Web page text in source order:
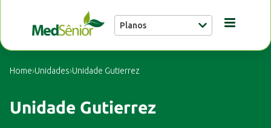
Planos
Guia Médico
Home›Unidades›Unidade Gutierrez
Unidade Gutierrez